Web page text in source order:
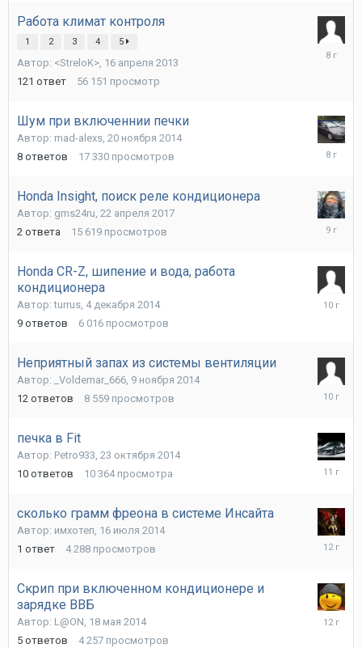
Работа климат контроля
1 2 3 4 5
Автор: <StreloK>, 16 апреля 2013
121 ответ 56 151 просмотр
17
Шум при включеннии печки
Автор: mad-alexs, 20 ноября 2014
8 ответов 17 330 просмотров
Honda Insight, поиск реле кондиционера
Автор: gms24ru, 22 апреля 2017
2 ответа 15 619 просмотров
22
Honda CR-Z, шипение и вода, работа
кондиционера
Автор:turrus, 4 декабря 2014
9 ответов 6 016 просмотров
Неприятный запах из системы вентиляции
Автор: _Voldemar_666, 9 ноября 2014
12 ответов 8 559 просмотров
22
печка в Fit
Автор: Petro933, 23 октября 2014
10 ответов 10 364 просмотра
24
сколько грамм фреона в системе Инсайта
Автор: имхотеп, 16 июля 2014
1 ответ 4 288 просмотров
16
Скрип при включенном кондиционере и
зарядке ВВБ
Автор: L@ON, 18 мая 2014
5 ответов 4 257 просмотров
22